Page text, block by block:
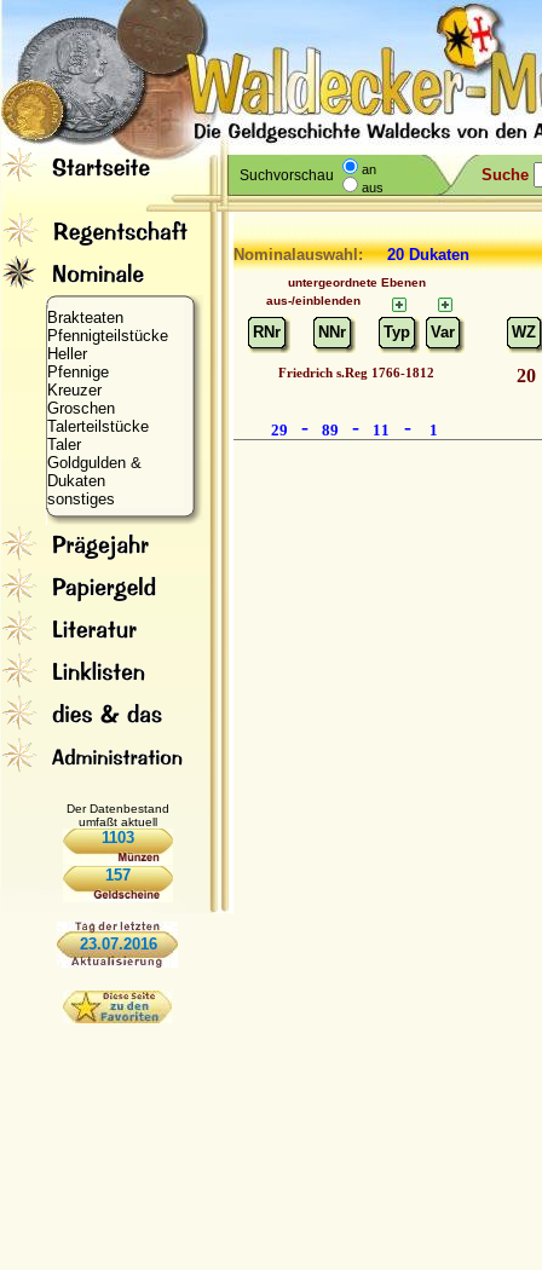
Suchvorschau
an
aus
Suche
Brakteaten
Pfennigteilstücke
Heller
Pfennige
Kreuzer
Groschen
Talerteilstücke
Taler
Goldgulden &
Dukaten
sonstiges
Der Datenbestand
umfaßt aktuell
1103
157
23.07.2016
Nominalauswahl:20 Dukaten
untergeordnete Ebenen
aus-/einblenden
RNr NNr Typ Var WZ
Friedrich s.Reg 1766-1812
29 - 89 - 11 - 1
20